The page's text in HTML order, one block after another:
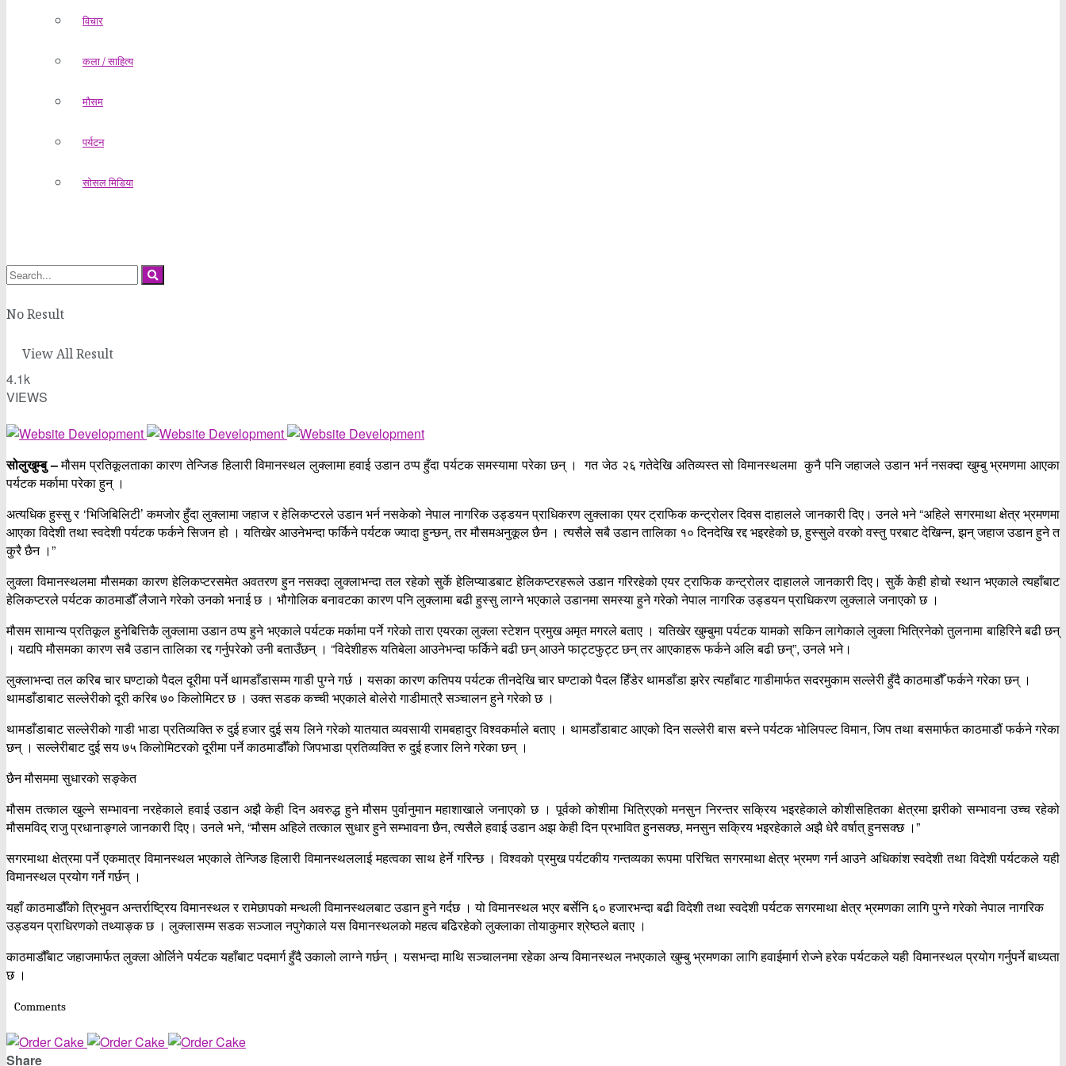
विचार
कला / साहित्य
मौसम
पर्यटन
सोसल मिडिया
No Result
View All Result
4.1k
VIEWS
सोलुखुम्बु –मौसम प्रतिकूलताका कारण तेन्जिङ हिलारी विमानस्थल लुक्लामा हवाई उडान ठप्प हुँदा पर्यटक समस्यामा परेका छन् । गत जेठ २६ गतेदेखि अतिव्यस्त सो विमानस्थलमा कुनै पनि जहाजले उडान भर्न नसक्दा खुम्बु भ्रमणमा आएका
पर्यटक मर्कामा परेका हुन् ।
अत्यधिक हुस्सु र ‘भिजिबिलिटी’ कमजोर हुँदा लुक्लामा जहाज र हेलिकप्टरले उडान भर्न नसकेको नेपाल नागरिक उड्डयन प्राधिकरण लुक्लाका एयर ट्राफिक कन्ट्रोलर दिवस दाहालले जानकारी दिए। उनले भने “अहिले सगरमाथा क्षेत्र भ्रमणमा
आएका विदेशी तथा स्वदेशी पर्यटक फर्कने सिजन हो । यतिखेर आउनेभन्दा फर्किने पर्यटक ज्यादा हुन्छन्, तर मौसमअनुकूल छैन । त्यसैले सबै उडान तालिका १० दिनदेखि रद्द भइरहेको छ, हुस्सुले वरको वस्तु परबाट देखिन्न, झन् जहाज उडान हुने त
कुरै छैन ।”
लुक्ला विमानस्थलमा मौसमका कारण हेलिकप्टरसमेत अवतरण हुन नसक्दा लुक्लाभन्दा तल रहेको सुर्के हेलिप्याडबाट हेलिकप्टरहरूले उडान गरिरहेको एयर ट्राफिक कन्ट्रोलर दाहालले जानकारी दिए। सुर्के केही होचो स्थान भएकाले त्यहाँबाट
हेलिकप्टरले पर्यटक काठमाडौँ लैजाने गरेको उनको भनाई छ । भौगोलिक बनावटका कारण पनि लुक्लामा बढी हुस्सु लाग्ने भएकाले उडानमा समस्या हुने गरेको नेपाल नागरिक उड्डयन प्राधिकरण लुक्लाले जनाएको छ ।
मौसम सामान्य प्रतिकूल हुनेबित्तिकै लुक्लामा उडान ठप्प हुने भएकाले पर्यटक मर्कामा पर्ने गरेको तारा एयरका लुक्ला स्टेशन प्रमुख अमृत मगरले बताए । यतिखेर खुम्बुमा पर्यटक यामको सकिन लागेकाले लुक्ला भित्रिनेको तुलनामा बाहिरिने बढी छन्
। यद्यपि मौसमका कारण सबै उडान तालिका रद्द गर्नुपरेको उनी बताउँछन् । “विदेशीहरू यतिबेला आउनेभन्दा फर्किने बढी छन् आउने फाट्टफुट्ट छन् तर आएकाहरू फर्कने अलि बढी छन्”, उनले भने।
लुक्लाभन्दा तल करिब चार घण्टाको पैदल दूरीमा पर्ने थामडाँडासम्म गाडी पुग्ने गर्छ । यसका कारण कतिपय पर्यटक तीनदेखि चार घण्टाको पैदल हिँडेर थामडाँडा झरेर त्यहाँबाट गाडीमार्फत सदरमुकाम सल्लेरी हुँदै काठमाडौँ फर्कने गरेका छन् ।
थामडाँडाबाट सल्लेरीको दूरी करिब ७० किलोमिटर छ । उक्त सडक कच्ची भएकाले बोलेरो गाडीमात्रै सञ्चालन हुने गरेको छ ।
थामडाँडाबाट सल्लेरीको गाडी भाडा प्रतिव्यक्ति रु दुई हजार दुई सय लिने गरेको यातयात व्यवसायी रामबहादुर विश्वकर्माले बताए । थामडाँडाबाट आएको दिन सल्लेरी बास बस्ने पर्यटक भोलिपल्ट विमान, जिप तथा बसमार्फत काठमाडौं फर्कने गरेका
छन् । सल्लेरीबाट दुई सय ७५ किलोमिटरको दूरीमा पर्ने काठमाडौँको जिपभाडा प्रतिव्यक्ति रु दुई हजार लिने गरेका छन् ।
छैन मौसममा सुधारको सङ्केत
मौसम तत्काल खुल्ने सम्भावना नरहेकाले हवाई उडान अझै केही दिन अवरुद्ध हुने मौसम पुर्वानुमान महाशाखाले जनाएको छ । पूर्वको कोशीमा भित्रिएको मनसुन निरन्तर सक्रिय भइरहेकाले कोशीसहितका क्षेत्रमा झरीको सम्भावना उच्च रहेको
मौसमविद् राजु प्रधानाङ्गले जानकारी दिए। उनले भने, “मौसम अहिले तत्काल सुधार हुने सम्भावना छैन, त्यसैले हवाई उडान अझ केही दिन प्रभावित हुनसक्छ, मनसुन सक्रिय भइरहेकाले अझै धेरै वर्षात् हुनसक्छ ।”
सगरमाथा क्षेत्रमा पर्ने एकमात्र विमानस्थल भएकाले तेन्जिङ हिलारी विमानस्थललाई महत्वका साथ हेर्ने गरिन्छ । विश्वको प्रमुख पर्यटकीय गन्तव्यका रूपमा परिचित सगरमाथा क्षेत्र भ्रमण गर्न आउने अधिकांश स्वदेशी तथा विदेशी पर्यटकले यही
विमानस्थल प्रयोग गर्ने गर्छन् ।
यहाँ काठमाडौँको त्रिभुवन अन्तर्राष्ट्रिय विमानस्थल र रामेछापको मन्थली विमानस्थलबाट उडान हुने गर्दछ । यो विमानस्थल भएर बर्सेनि ६० हजारभन्दा बढी विदेशी तथा स्वदेशी पर्यटक सगरमाथा क्षेत्र भ्रमणका लागि पुग्ने गरेको नेपाल नागरिक
उड्डयन प्राधिरणको तथ्याङ्क छ । लुक्लासम्म सडक सञ्जाल नपुगेकाले यस विमानस्थलको महत्व बढिरहेको लुक्लाका तोयाकुमार श्रेष्ठले बताए ।
काठमाडौँबाट जहाजमार्फत लुक्ला ओर्लिने पर्यटक यहाँबाट पदमार्ग हुँदै उकालो लाग्ने गर्छन् । यसभन्दा माथि सञ्चालनमा रहेका अन्य विमानस्थल नभएकाले खुम्बु भ्रमणका लागि हवाईमार्ग रोज्ने हरेक पर्यटकले यही विमानस्थल प्रयोग गर्नुपर्ने बाध्यता
छ ।
Comments
Share